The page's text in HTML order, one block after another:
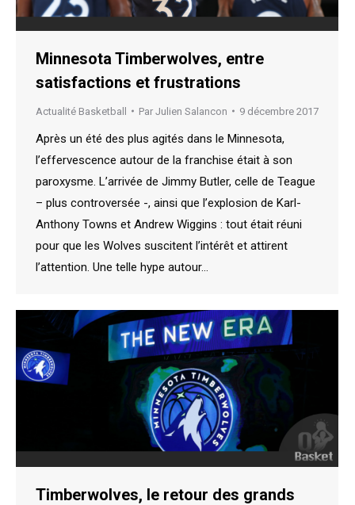
Minnesota Timberwolves, entre
satisfactions et frustrations
Actualité Basketball Par Julien Salancon 9 décembre 2017
Après un été des plus agités dans le Minnesota,
l’effervescence autour de la franchise était à son
paroxysme. L’arrivée de Jimmy Butler, celle de Teague
– plus controversée -, ainsi que l’explosion de Karl-
Anthony Towns et Andrew Wiggins : tout était réuni
pour que les Wolves suscitent l’intérêt et attirent
l’attention. Une telle hype autour…
Timberwolves, le retour des grands